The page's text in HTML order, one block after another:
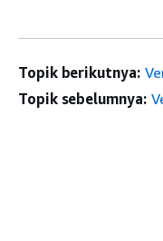
Topik berikutnya:
Topik sebelumnya: